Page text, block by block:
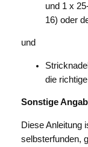
und 1 x
16) oder
und
die
Sonstige
Diese Anleitung
selbsterfunden,